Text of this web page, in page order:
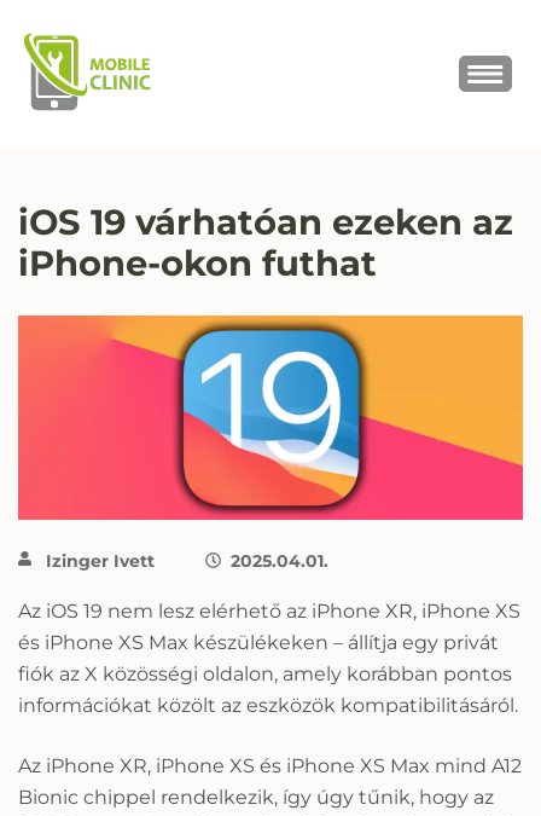
iOS 19 várhatóan ezeken az
iPhone-okon futhat
Izinger Ivett 2025.04.01.
Az iOS 19 nem lesz elérhető az iPhone XR, iPhone XS
és iPhone XS Max készülékeken – állítja egy privát
fiók az X közösségi oldalon, amely korábban pontos
információkat közölt az eszközök kompatibilitásáról.
Az iPhone XR, iPhone XS és iPhone XS Max mind A12
Bionic chippel rendelkezik, így úgy tűnik, hogy az